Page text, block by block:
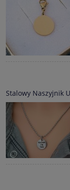
Stalowy Naszyjnik